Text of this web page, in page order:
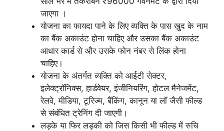
जाएगा ।
योजना का फायदा पाने के लिए व्यक्ति के पास खुद के नाम
का बैंक अकाउंट होना चाहिए और उसका बैंक अकाउंट
आधार कार्ड से और उसके फोन नंबर से लिंक होना
चाहिए।
योजना के अंतर्गत व्यक्ति को आईटी सेक्टर,
इलेक्ट्रॉनिक्स, हार्डवेयर, इंजीनियरिंग, होटल मैनेजमेंट,
रेलवे, मीडिया, टूरिज्म, बैंकिंग, कानून या लॉ जैसी फील्ड
से संबंधित ट्रेनिंग दी जाएगी।
लड़के या फिर लड़की को जिस किसी भी फील्ड में रुचि